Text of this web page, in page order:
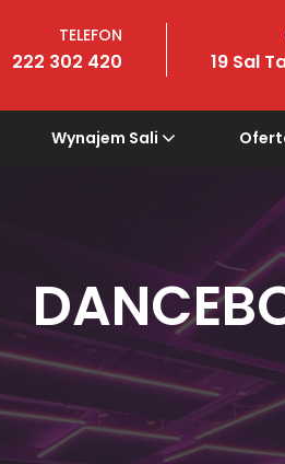
TELEFON
222 302 420 19 Sal
Wynajem Sali